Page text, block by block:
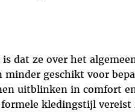
dat ze over het
geschikt voor
uitblinken in comfort
kledingstijl vereist